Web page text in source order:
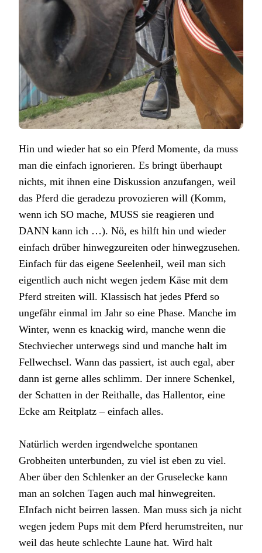
Hin und wieder hat so ein Pferd Momente, da muss
man die einfach ignorieren. Es bringt überhaupt
nichts, mit ihnen eine Diskussion anzufangen, weil
das Pferd die geradezu provozieren will (Komm,
wenn ich SO mache, MUSS sie reagieren und
DANN kann ich …). Nö, es hilft hin und wieder
einfach drüber hinwegzureiten oder hinwegzusehen.
Einfach für das eigene Seelenheil, weil man sich
eigentlich auch nicht wegen jedem Käse mit dem
Pferd streiten will. Klassisch hat jedes Pferd so
ungefähr einmal im Jahr so eine Phase. Manche im
Winter, wenn es knackig wird, manche wenn die
Stechviecher unterwegs sind und manche halt im
Fellwechsel. Wann das passiert, ist auch egal, aber
dann ist gerne alles schlimm. Der innere Schenkel,
der Schatten in der Reithalle, das Hallentor, eine
Ecke am Reitplatz – einfach alles.
Natürlich werden irgendwelche spontanen
Grobheiten unterbunden, zu viel ist eben zu viel.
Aber über den Schlenker an der Gruselecke kann
man an solchen Tagen auch mal hinwegreiten.
EInfach nicht beirren lassen. Man muss sich ja nicht
wegen jedem Pups mit dem Pferd herumstreiten, nur
weil das heute schlechte Laune hat. Wird halt